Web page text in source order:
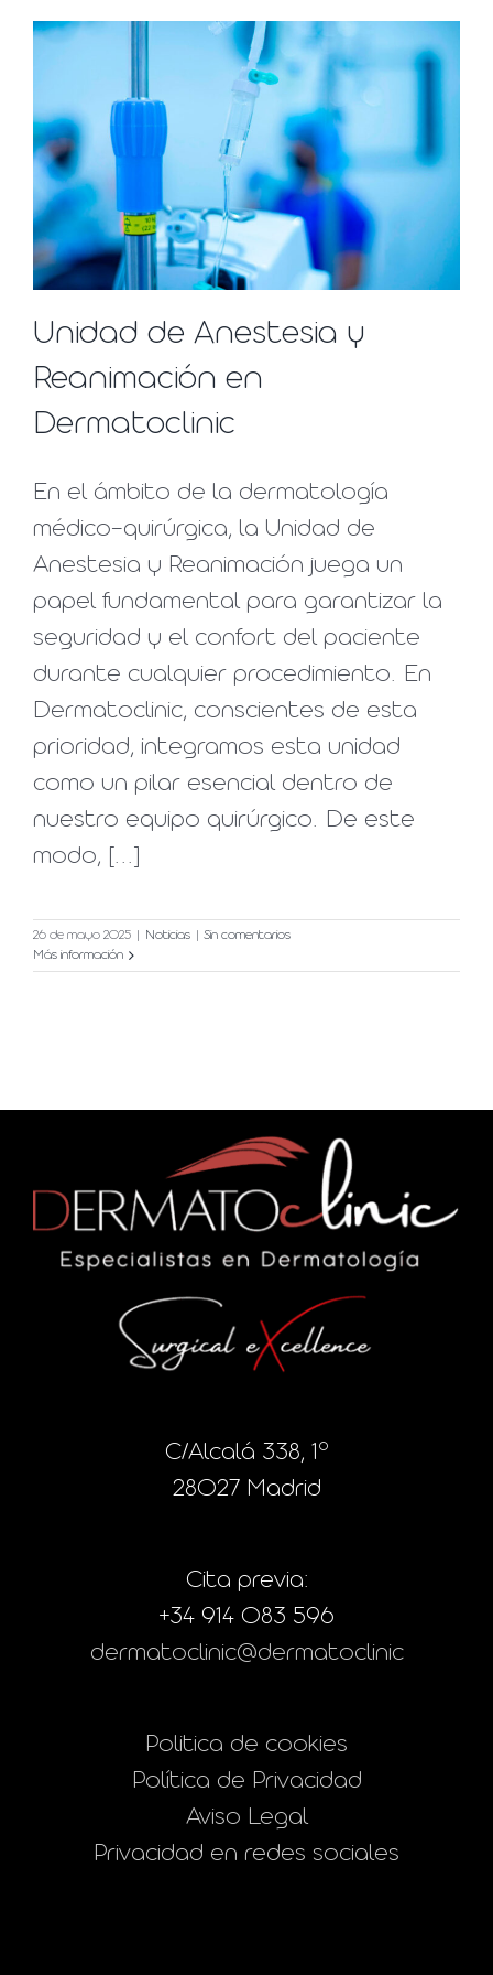
Unidad de Anestesia y
Reanimación en
Dermatoclinic
En el ámbito de la dermatología
médico-quirúrgica, la Unidad de
Anestesia y Reanimación juega un
papel fundamental para garantizar la
seguridad y el confort del paciente
durante cualquier procedimiento. En
Dermatoclinic, conscientes de esta
prioridad, integramos esta unidad
como un pilar esencial dentro de
nuestro equipo quirúrgico. De este
modo, [...]
26 de mayo 2025 Noticias
Sin comentarios
Más información
C/Alcalá 338, 1º
28027 Madrid
Cita previa:
+34 914 083 596
dermatoclinic@dermatoclinic
Politica de cookies
Política de Privacidad
Aviso Legal
Privacidad en redes sociales